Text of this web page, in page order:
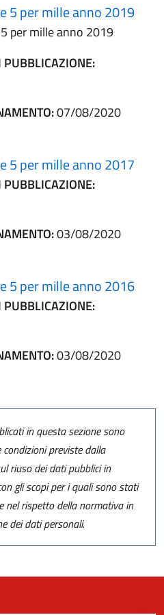
5 per mille anno 2019
per mille anno 2019
07/08/2020
5 per mille anno 2017
03/08/2020
5 per mille anno 2016
03/08/2020
in questa sezione sono
previste dalla
riuso dei dati pubblici in
gli scopi per i quali sono stati
nel rispetto della normativa in
dei dati personali.